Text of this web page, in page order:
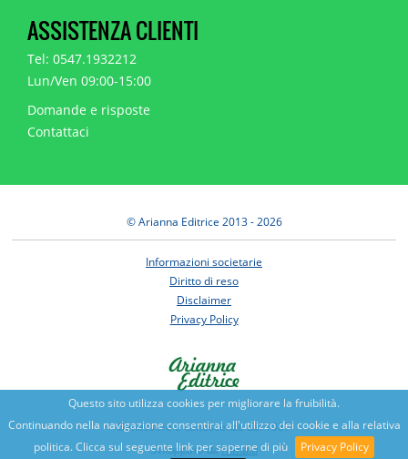
Questo sito utilizza cookies per migliorare la fruibilità.
Continuando nella navigazione consentirai all'utilizzo dei cookie e alla relativa
politica. Clicca sul seguente link per saperne di più
Privacy Policy
ASSISTENZA CLIENTI
Tel: 0547.1932212
Lun/Ven 09:00-15:00
Domande e risposte
Contattaci
© Arianna Editrice 2013 - 2026
Informazioni societarie
Diritto di reso
Disclaimer
Privacy Policy
Benessere e conoscenza dal 1987
Sviluppato daNimaia